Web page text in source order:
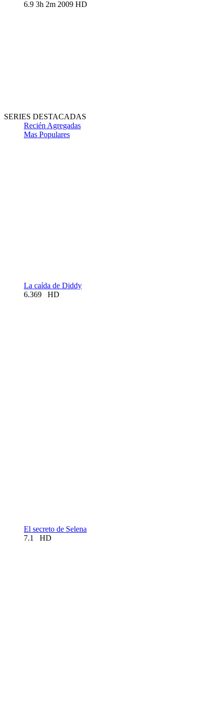
6.9 3h 2m 2009 HD
SERIES DESTACADAS
Recién Agregadas
Mas Populares
La caída de Diddy
6.369
HD
El secreto de Selena
7.1
HD